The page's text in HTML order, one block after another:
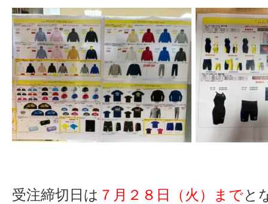
受注締切日は ７月２８日（火）までと